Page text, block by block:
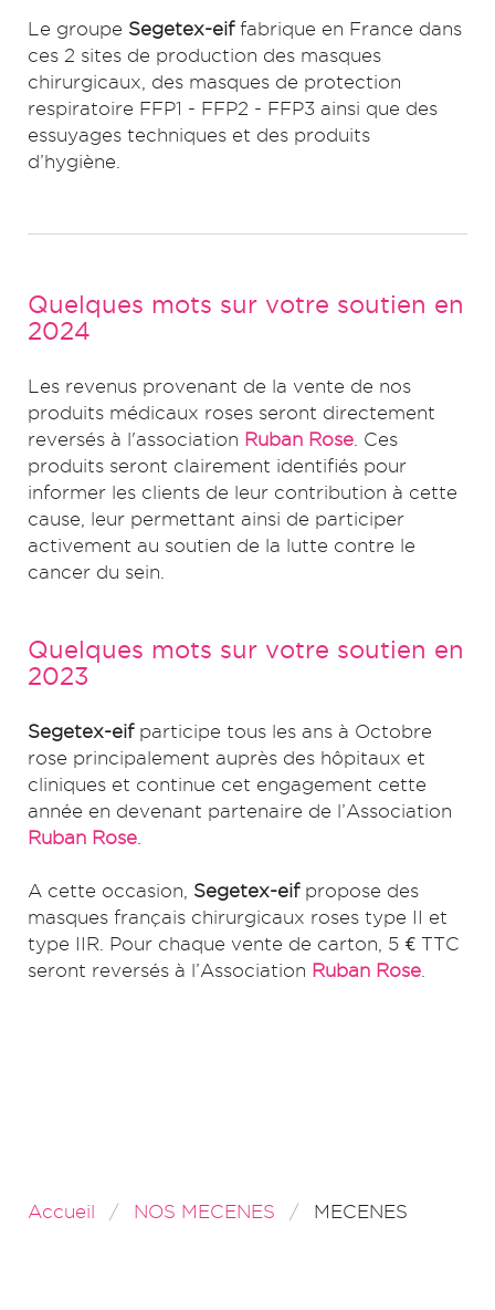
Le groupe Segetex-eiffabrique en France dans
ces 2 sites de production des masques
chirurgicaux, des masques de protection
respiratoire FFP1 - FFP2 - FFP3 ainsi que des
essuyages techniques et des produits
d’hygiène.​
Quelques mots sur votre soutien en
2024
Les revenus provenant de la vente de nos
produits médicaux roses seront directement
reversés à l'association Ruban Rose . Ces
produits seront clairement identifiés pour
informer les clients de leur contribution à cette
cause, leur permettant ainsi de participer
activement au soutien de la lutte contre le
cancer du sein.
Quelques mots sur votre soutien en
2023
Segetex-eifparticipe tous les ans à Octobre
rose principalement auprès des hôpitaux et
cliniques et continue cet engagement cette
année en devenant partenaire de l’Association
Ruban Rose
​A cette occasion, Segetex-eifpropose des
masques français chirurgicaux roses type II et
type IIR. Pour chaque vente de carton, 5 € TTC
seront reversés à l’Association Ruban Rose
Accueil NOS MECENES MECENES